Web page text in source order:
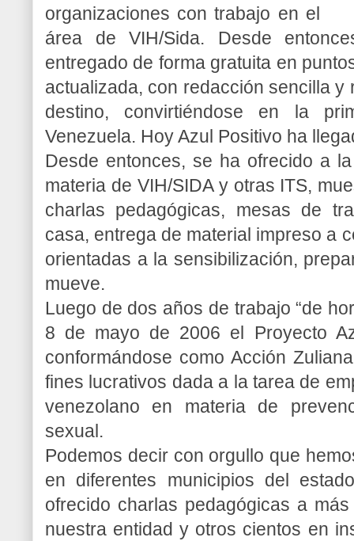
organizaciones con trabajo en el
área de VIH/Sida. Desde
entregado de forma gratuita en
actualizada, con redacción sencilla
destino, convirtiéndose en la
Venezuela. Hoy Azul Positivo ha
Desde entonces, se ha ofrecido a
materia de VIH/SIDA y otras ITS,
charlas pedagógicas, mesas de
casa, entrega de material impreso a
orientadas a la sensibilización,
mueve.
Luego de dos años de trabajo “de
8 de mayo de 2006 el Proyecto
conformándose como Acción
fines lucrativos dada a la tarea de
venezolano en materia de
sexual.
Podemos decir con orgullo que
en diferentes municipios del
ofrecido charlas pedagógicas a
nuestra entidad y otros cientos en